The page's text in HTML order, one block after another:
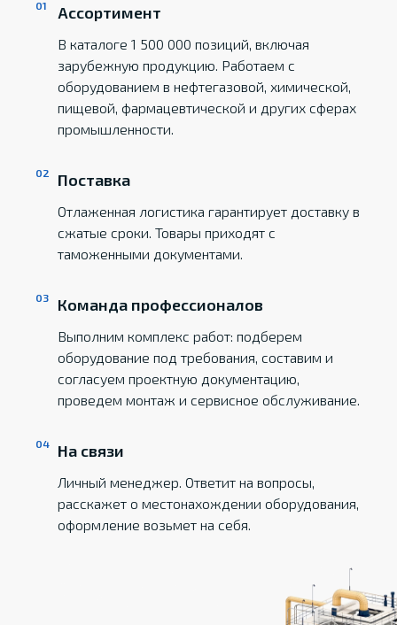
Ассортимент
В каталоге 1 500 000 позиций, включая
зарубежную продукцию. Работаем с
оборудованием в нефтегазовой, химической,
пищевой, фармацевтической и других сферах
промышленности.
Поставка
Отлаженная логистика гарантирует доставку в
сжатые сроки. Товары приходят с
таможенными документами.
Команда профессионалов
Выполним комплекс работ: подберем
оборудование под требования, составим и
согласуем проектную документацию,
проведем монтаж и сервисное обслуживание.
На связи
Личный менеджер. Ответит на вопросы,
расскажет о местонахождении оборудования,
оформление возьмет на себя.